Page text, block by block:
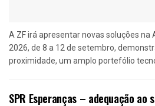
A ZF irá apresentar novas soluções
2026, de 8 a 12 de setembro,
proximidade, um amplo portefólio
SPR Esperanças – adequação